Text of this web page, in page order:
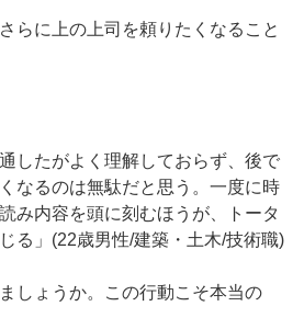
らに上の上司を頼りたくなること
したがよく理解しておらず、後で
なるのは無駄だと思う。一度に時
み内容を頭に刻むほうが、トータ
る」(22歳男性/建築・土木/技術職)
しょうか。この行動こそ本当の